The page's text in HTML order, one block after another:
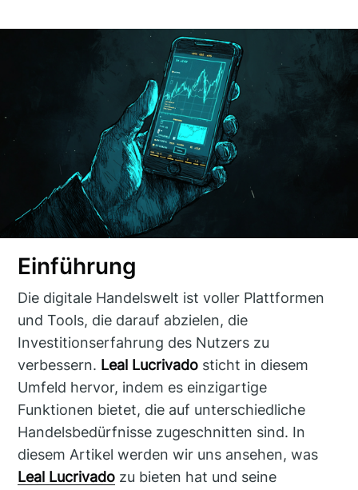
Einführung
Die digitale Handelswelt ist voller Plattformen
und Tools, die darauf abzielen, die
Investitionserfahrung des Nutzers zu
verbessern. Leal Lucrivado sticht in diesem
Umfeld hervor, indem es einzigartige
Funktionen bietet, die auf unterschiedliche
Handelsbedürfnisse zugeschnitten sind. In
diesem Artikel werden wir uns ansehen, was
Leal Lucrivado zu bieten hat und seine